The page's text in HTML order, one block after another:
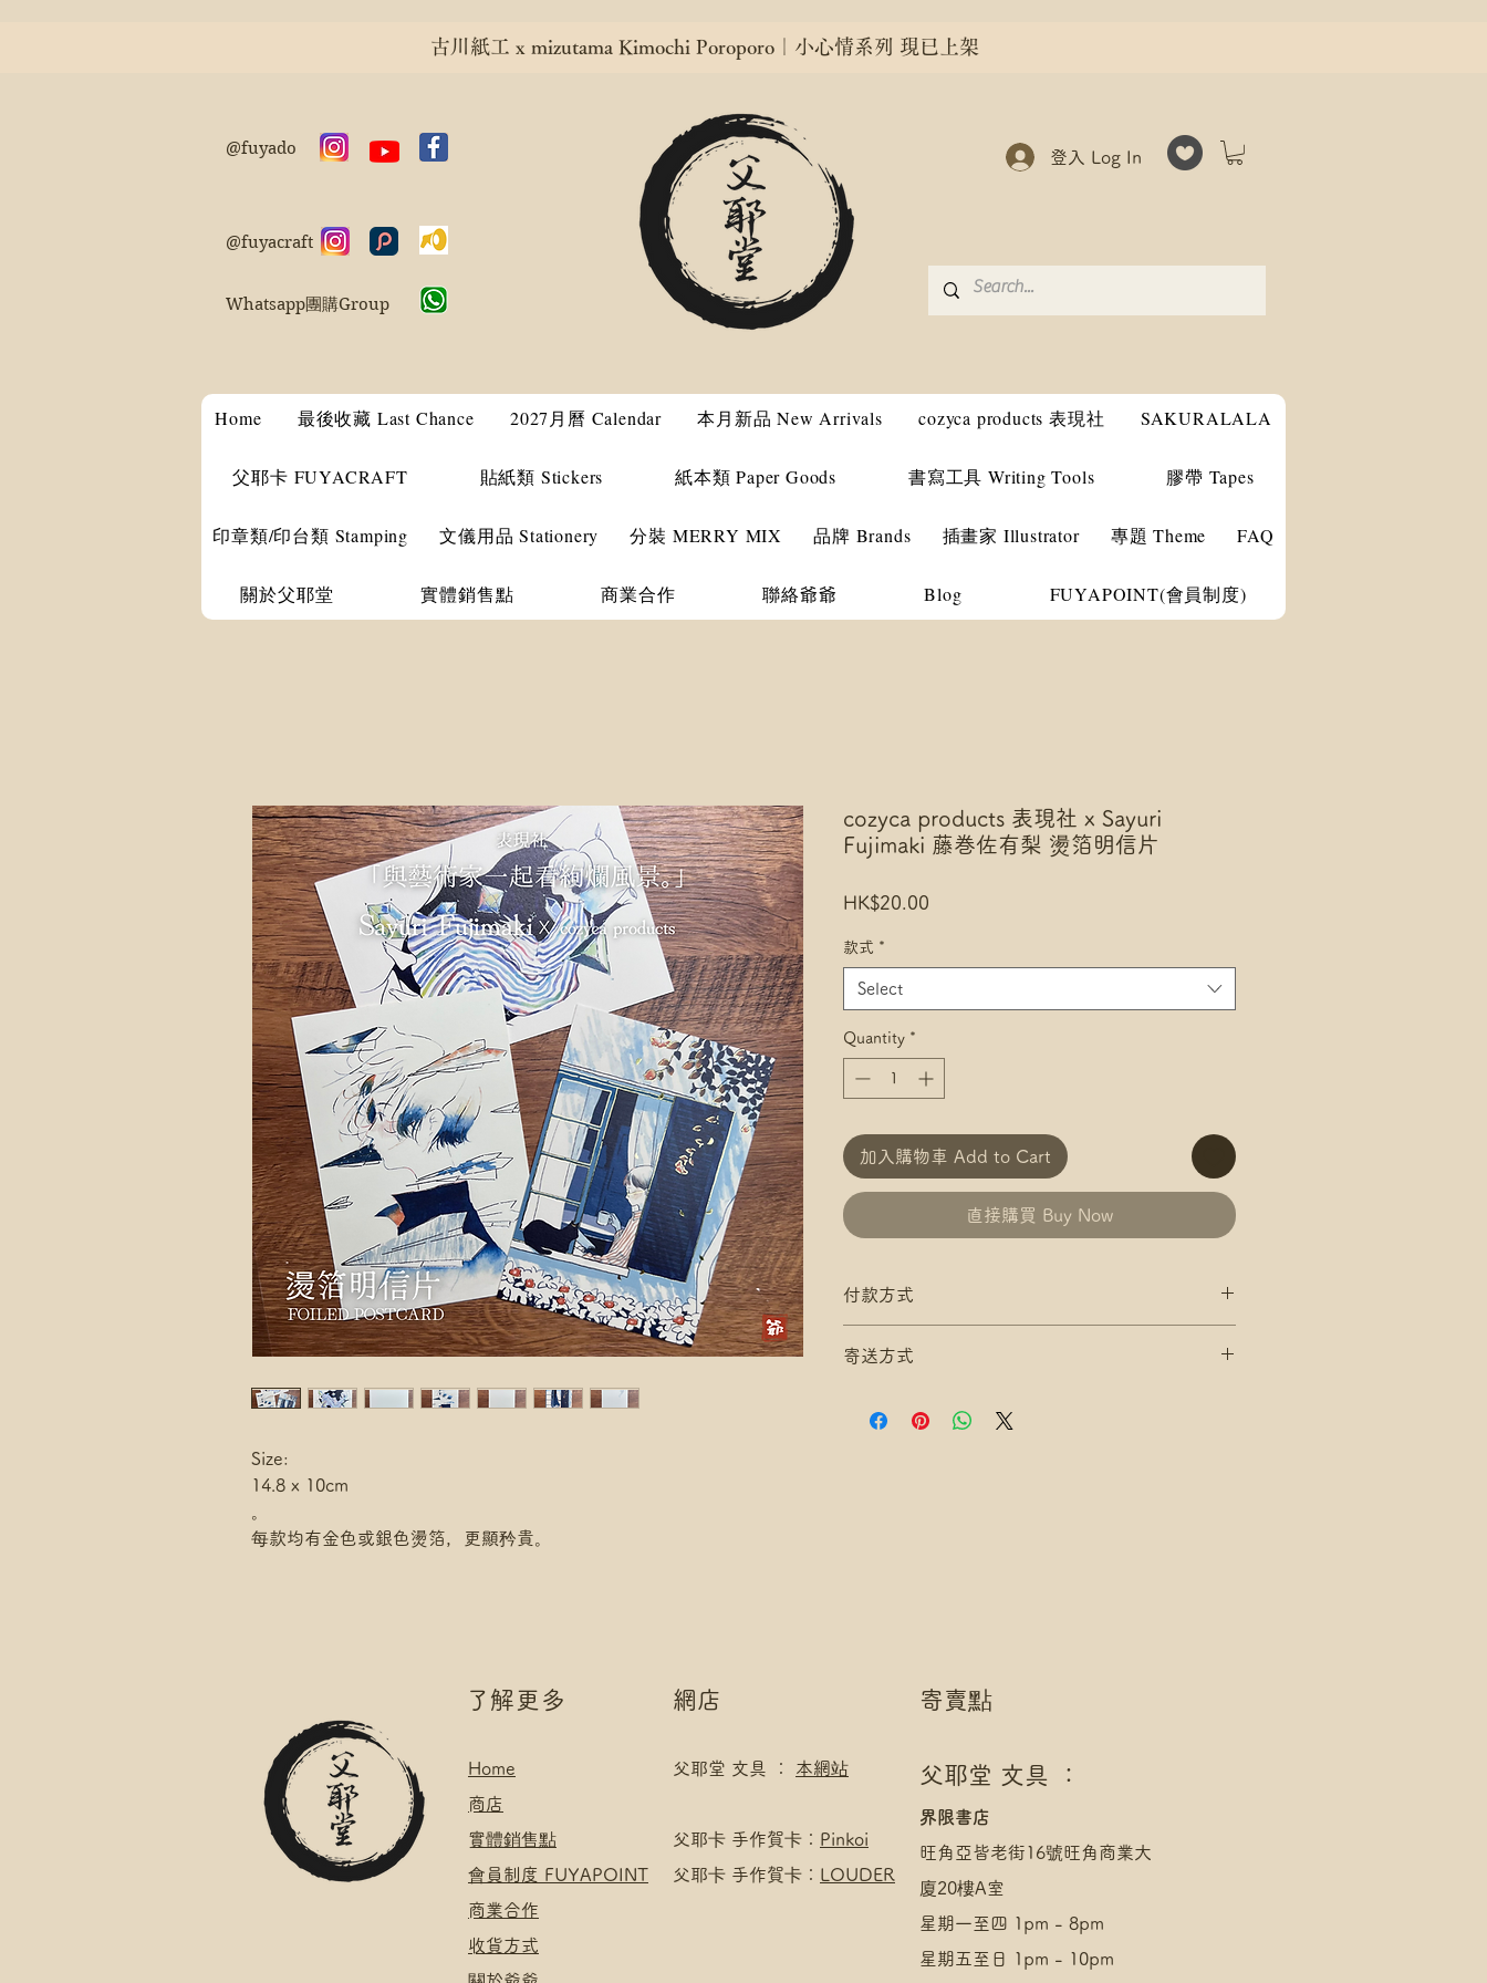
古川紙工 x mizutama Kimochi Poroporo｜小心情系列 現已上架
@fuyado
@fuyacraft
Whatsapp團購Group
登入 Log In
Home 最後收藏 Last Chance 2027月曆 Calendar 本月新品 New Arrivals cozyca products 表現社 SAKURALALA
父耶卡 FUYACRAFT 貼紙類 Stickers 紙本類 Paper Goods 書寫工具 Writing Tools 膠帶 Tapes
印章類/印台類 Stamping 文儀用品 Stationery 分裝 MERRY MIX 品牌 Brands 插畫家 Illustrator 專題 Theme FAQ
關於父耶堂 實體銷售點 商業合作 聯絡爺爺 Blog FUYAPOINT(會員制度)
Size:
14.8 x 10cm
每款均有金色或銀色燙箔，更顯矜貴。
cozyca products 表現社 x Sayuri
Fujimaki 藤巻佐有梨 燙箔明信片
HK$20.00
款式 *
Select
Quantity *
加入購物車 Add to Cart
直接購買 Buy Now
付款方式
如選擇 Payme/FPS/AlipayHK付款: 請選【Manual
下單後把付款憑證發送給爺爺
寄送方式
​了解更多 網店 寄賣點
Home
​商店
​實體銷售點
​會員制度 FUYAPOINT
​商業合作
​收貨方式
父耶堂 文具 ： 本網站
​父耶卡 手作賀卡： Pinkoi
父耶卡 手作賀卡： LOUDER
父耶堂 文具 ：
界限書店
旺角亞皆老街16號旺角商業大
廈20樓A室
星期一至四 1pm - 8pm
星期五至日 1pm - 10pm